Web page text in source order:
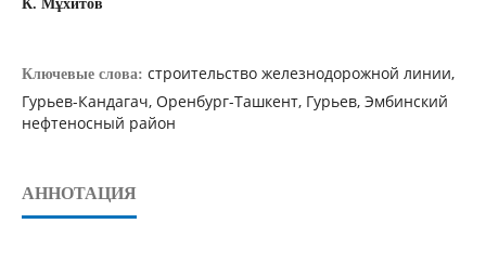
К. Мұхитов
Ключевые слова: строительство железнодорожной линии,
Гурьев-Кандагач, Оренбург-Ташкент, Гурьев, Эмбинский
нефтеносный район
АННОТАЦИЯ